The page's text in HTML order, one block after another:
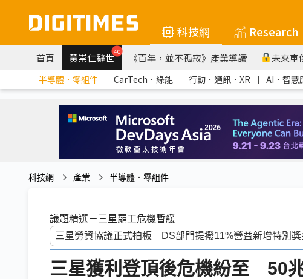
科技網 Research
首頁 黃崇仁辭世40 《百年，並不孤寂》產業導讀 未來車
半導體．零組件 ｜ CarTech．綠能 ｜ 行動．通訊．XR ｜ AI．智慧
科技網 產業 半導體．零組件
議題精選－三星罷工危機暫緩
三星獲利登頂後危機紛至 50